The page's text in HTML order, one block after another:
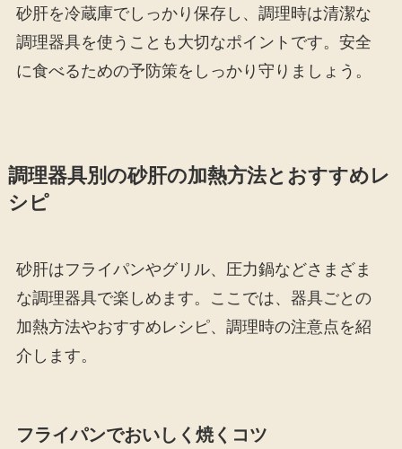
砂肝を冷蔵庫でしっかり保存し、調理時は清潔な
調理器具を使うことも大切なポイントです。安全
に食べるための予防策をしっかり守りましょう。
調理器具別の砂肝の加熱方法とおすすめレ
シピ
砂肝はフライパンやグリル、圧力鍋などさまざま
な調理器具で楽しめます。ここでは、器具ごとの
加熱方法やおすすめレシピ、調理時の注意点を紹
介します。
フライパンでおいしく焼くコツ